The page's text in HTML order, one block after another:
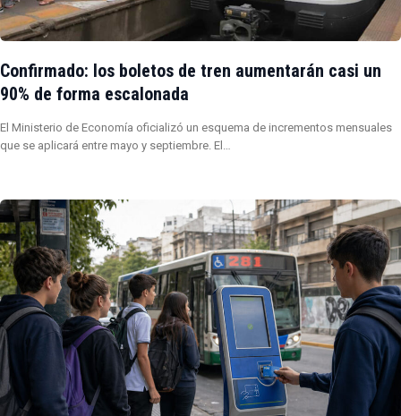
Confirmado: los boletos de tren aumentarán casi un
90% de forma escalonada
El Ministerio de Economía oficializó un esquema de incrementos mensuales
que se aplicará entre mayo y septiembre. El…